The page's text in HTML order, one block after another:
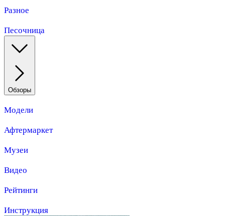
Разное
Песочница
Обзоры
Модели
Афтермаркет
Музеи
Видео
Рейтинги
Инструкция